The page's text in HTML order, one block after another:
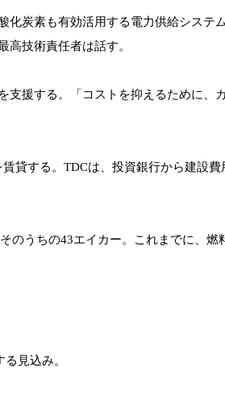
炭素も有効活用する電力供給システ
技術責任者は話す。
援する。「コストを抑えるために、
貸する。TDCは、投資銀行から建設
のうちの43エイカー。これまでに、燃
見込み。